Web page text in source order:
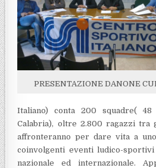
PRESENTAZIONE DANONE
Italiano) conta 200 squadre(
Calabria), oltre 2.800 ragazzi tra
affronteranno per dare vita a
coinvolgenti eventi ludico-
nazionale ed internazionale.